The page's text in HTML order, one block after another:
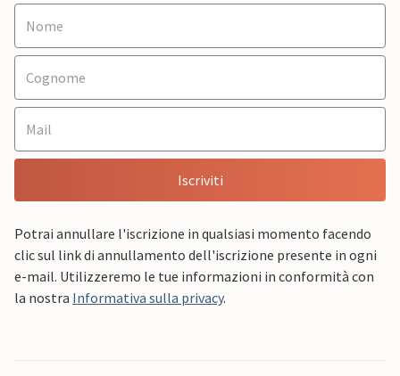
Iscriviti
Potrai annullare l'iscrizione in qualsiasi momento facendo
clic sul link di annullamento dell'iscrizione presente in ogni
e-mail. Utilizzeremo le tue informazioni in conformità con
la nostra Informativa sulla privacy.